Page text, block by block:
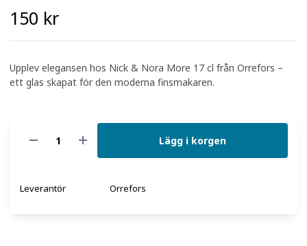
150 kr
Upplev elegansen hos Nick & Nora More 17 cl från Orrefors –
ett glas skapat för den moderna finsmakaren.
Lägg i korgen
Leverantör Orrefors